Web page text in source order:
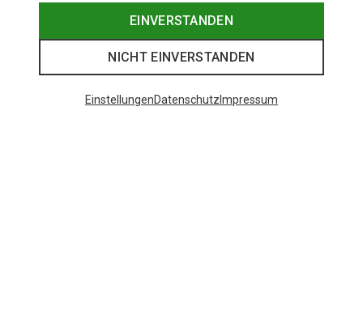
EINVERSTANDEN
NICHT EINVERSTANDEN
EinstellungenDatenschutz Impressum